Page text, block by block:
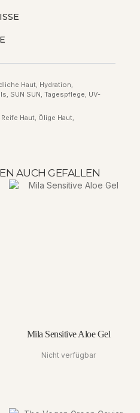
Haut, Hydration,
, SUN SUN, Tagespflege, UV-
Reife Haut, Ölige Haut,
AUCH GEFALLEN
Mila Sensitive Aloe Gel
Nicht verfügbar